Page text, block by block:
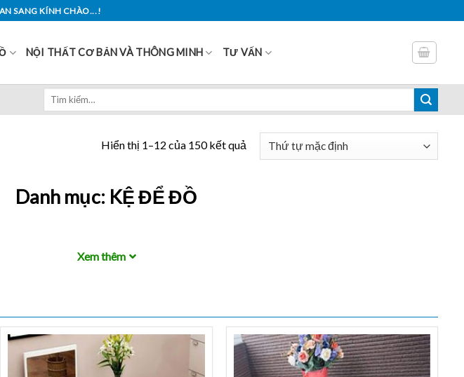
SANG KÍNH CHÀO...!
NỘI THẤT CƠ BẢN VÀ THÔNG MINH TƯ VẤN
Tìm
Hiển thị 1–12 của 150 kết quả
Danh mục: KỆ ĐỂ ĐỒ
Xem thêm